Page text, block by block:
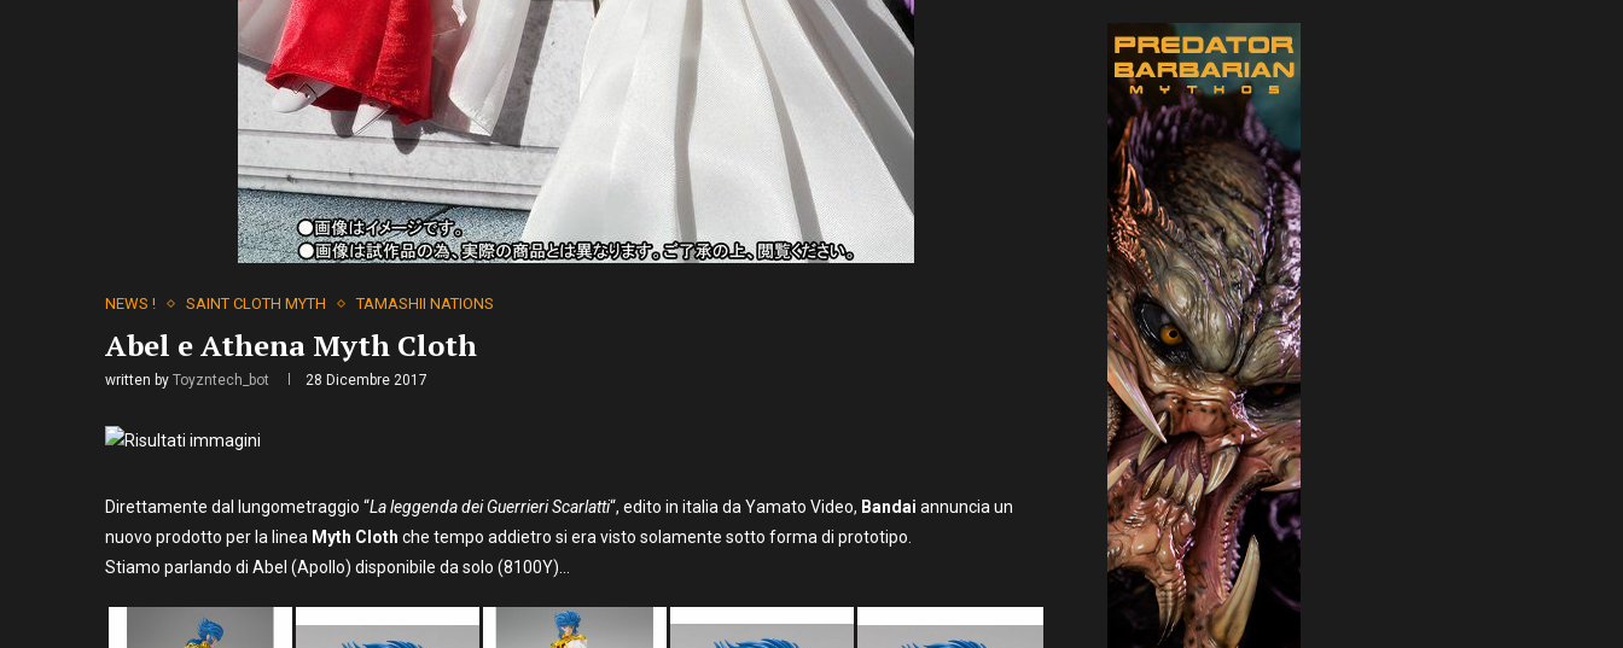
NEWS ! SAINT CLOTH MYTH TAMASHII NATIONS
Abel e Athena Myth Cloth
written by Toyzntech_bot 28 Dicembre 2017
Direttamente dal lungometraggio “La leggenda dei Guerrieri Scarlatti“, edito in italia da Yamato Video, Bandai annuncia un
nuovo prodotto per la linea Myth Cloth che tempo addietro si era visto solamente sotto forma di prototipo.
Stiamo parlando di Abel (Apollo) disponibile da solo (8100Y)…